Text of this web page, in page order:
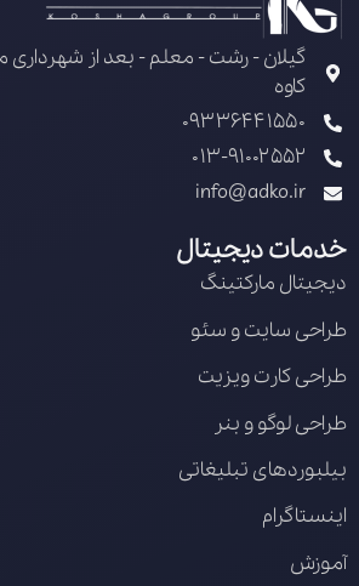
کاوه
09336441550
013-91002552
info@adko.ir
خدمات دیجیتال
دیجیتال مارکتینگ
طراحی سایت و سئو
طراحی کارت ویزیت
طراحی لوگو و بنر
بیلبوردهای تبلیغاتی
اینستاگرام
آموزش